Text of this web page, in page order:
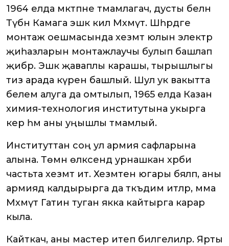
1964 елда мәктәпне тәмамлагач, дусты белән
Түбән Камага эшкә килә Мәхмүт. Шәһәрдәге
монтаж оешмасында хезмәт юлын электр
җиһазларын монтажлаучы булып башлап
җибәрә. Эшкә җаваплы карашы, тырышлыгы
тиз арада күренә башлый. Шул ук вакытта
белем алуга да омтылып, 1965 елда Казан
химия-технология институтына укырга
керә һәм аны уңышлы тәмамлый.
Институттан соң ул армия сафларына
алына. Төмән өлкәсендә урнашкан хәрби
частьта хезмәт итә. Хезмәтен югары бәяләп, аны
армиядә калдырырга да тәкъдим итәләр, әмма
Мәхмүт Гатин туган якка кайтырга карар
кыла.
Кайткач, аны мастер итеп билгелиләр. Ярты